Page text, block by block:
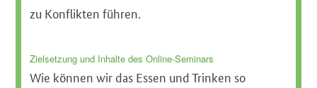
zu Konflikten führen.
Zielsetzung und Inhaltedes Online-Seminars
Wie können wir das Essen und Trinken so